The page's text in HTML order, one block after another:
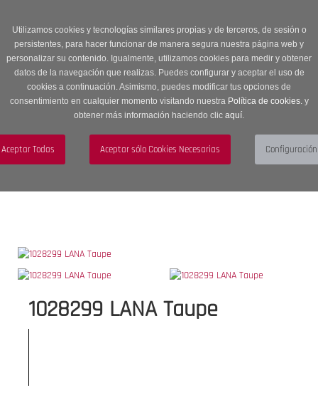
Utilizamos cookies y tecnologías similares propias y de terceros, de sesión o
persistentes, para hacer funcionar de manera segura nuestra página web y
personalizar su contenido. Igualmente, utilizamos cookies para medir y obtener
datos de la navegación que realizas. Puedes configurar y aceptar el uso de
cookies a continuación. Asimismo, puedes modificar tus opciones de
consentimiento en cualquier momento visitando nuestra Política de cookies.y
obtener más información haciendo clic aquí.
descuento en Sección OUTLET con código OUTLET20
navigation
Menú
1028299 LANA Taupe